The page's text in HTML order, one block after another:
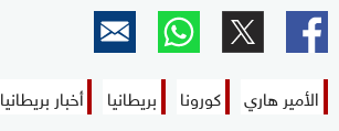
الأمير هاري كورونا بريطانيا أخبار بريطانيا